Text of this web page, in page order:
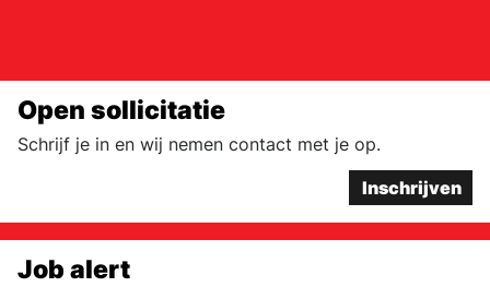
Open sollicitatie
Schrijf je in en wij nemen contact met je op.
Inschrijven
Job alert